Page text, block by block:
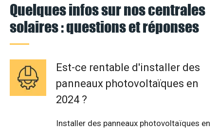
Quelques infos sur nos centrales
solaires : questions et réponses
Est-ce rentable d'installer des
panneaux photovoltaïques en
2024 ?
Installer des panneaux photovoltaïques en